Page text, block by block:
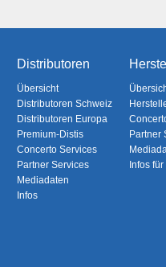
Distributoren
Übersicht
Distributoren Schweiz
Distributoren Europa
Premium-Distis
Concerto Services
Partner Services
Mediadaten
Infos
Partner
Infos